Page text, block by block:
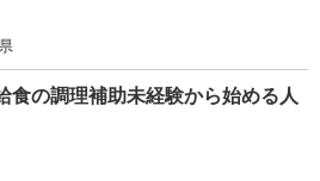
食の調理補助未経験から始める人